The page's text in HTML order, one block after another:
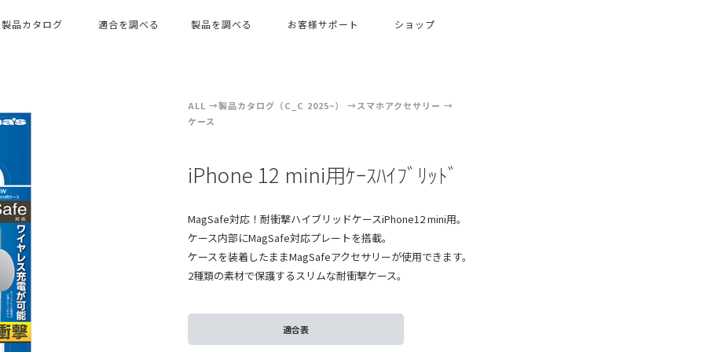
製品カタログ 適合を調べる 製品を調べる お客様サポート ショップ
ALL 製品カタログ（C_C 2025~）
スマホアクセサリー
ケース
iPhone 12 mini用ｹｰｽﾊｲﾌﾞﾘｯﾄﾞ
MagSafe対応！耐衝撃ハイブリッドケースiPhone12 mini用。
ケース内部にMagSafe対応プレートを搭載。
ケースを装着したままMagSafeアクセサリーが使用できます。
2種類の素材で保護するスリムな耐衝撃ケース。
適合表